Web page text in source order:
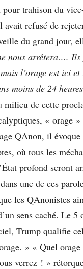
pour trahison du
refusé de
du grand jour,
nous arrêtera…. Ils
l’orage est ici
moins de 24
milieu de cette
« orage
QAnon, il
où tous les
profond seront
une de ces
les QAnonistes
sens caché. Le 5
Trump qualifie
» « Quel
verrez ! »